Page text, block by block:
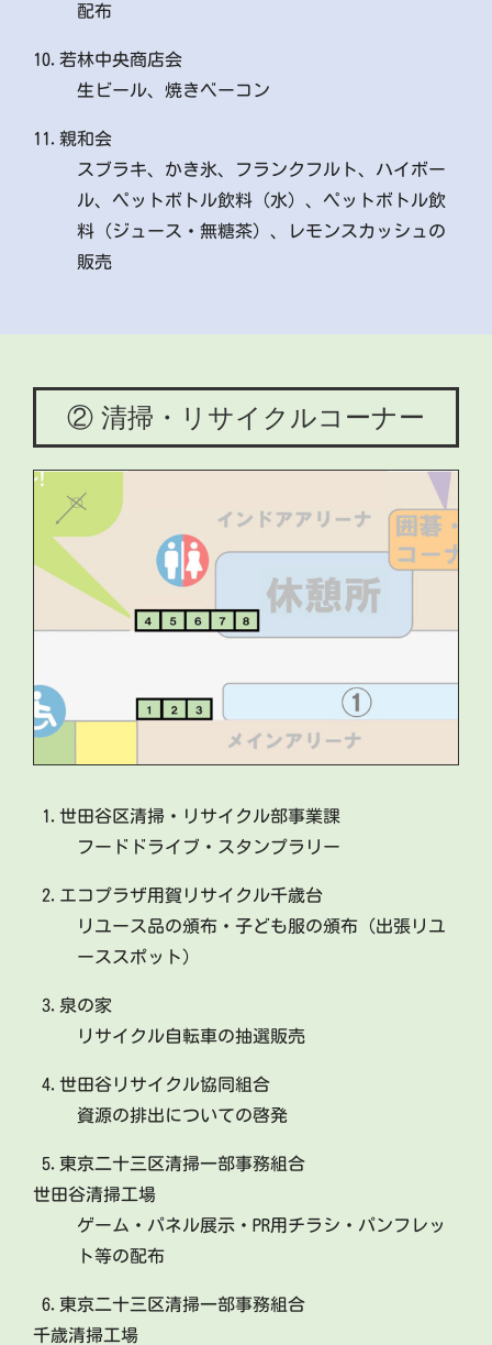
配布
10.若林中央商店会
生ビール、焼きベーコン
11.親和会
スブラキ、かき氷、フランクフルト、ハイボー
ル、ペットボトル飲料（水）、ペットボトル飲
料（ジュース・無糖茶）、レモンスカッシュの
販売
② 清掃・リサイクルコーナー
1.世田谷区清掃・リサイクル部事業課
フードドライブ・スタンプラリー
2.エコプラザ用賀リサイクル千歳台
リユース品の頒布・子ども服の頒布（出張リユ
ーススポット）
3.泉の家
リサイクル自転車の抽選販売
4.世田谷リサイクル協同組合
資源の排出についての啓発
5.東京二十三区清掃一部事務組合
世田谷清掃工場
ゲーム・パネル展示・PR用チラシ・パンフレッ
ト等の配布
6.東京二十三区清掃一部事務組合
千歳清掃工場